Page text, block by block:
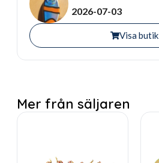
2026-07-03
Visa butik
Mer från säljaren